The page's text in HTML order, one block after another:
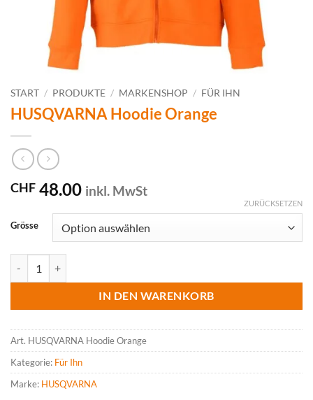
START / PRODUKTE / MARKENSHOP / FÜR IHN
HUSQVARNA Hoodie Orange
CHF 48.00 inkl. MwSt
Grösse
ZURÜCKSETZEN
IN DEN WARENKORB
Art. HUSQVARNA Hoodie Orange
Kategorie: Für Ihn
Marke: HUSQVARNA